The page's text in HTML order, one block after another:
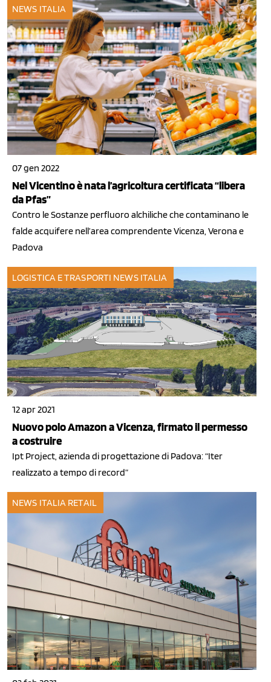
NEWS ITALIA
07 gen 2022
Nel Vicentino è nata l’agricoltura certificata “libera
da Pfas”
Contro le Sostanze perfluoro alchiliche che contaminano le
falde acquifere nell’area comprendente Vicenza, Verona e
Padova
LOGISTICA E TRASPORTI NEWS ITALIA
12 apr 2021
Nuovo polo Amazon a Vicenza, firmato il permesso
a costruire
Ipt Project, azienda di progettazione di Padova: “Iter
realizzato a tempo di record”
NEWS ITALIA RETAIL